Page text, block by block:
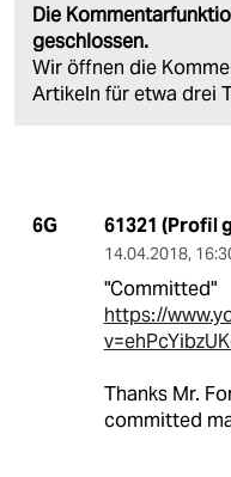
Die
geschlossen.
Wir öffnen die
Artikeln für etwa drei
6G 61321 (Profil
14.04.2018,
"Committed"
https://
Thanks Mr.
committed